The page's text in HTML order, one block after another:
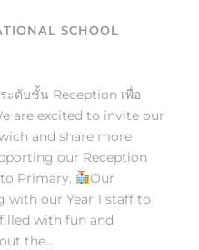
SCHOOL
ะดับชั้น Reception เพื่อ
are excited to invite our
and share more
our Reception
Primary.
Our
with our Year 1 staff to
with fun and
the...